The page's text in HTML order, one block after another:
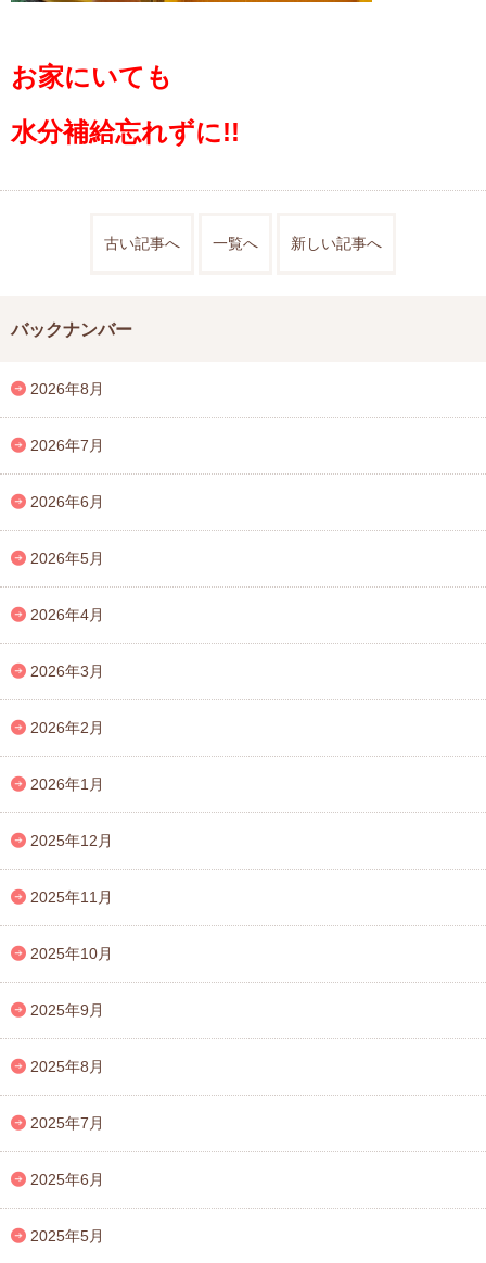
お家にいても
水分補給忘れずに!!
古い記事へ 一覧へ 新しい記事へ
バックナンバー
2026年8月
2026年7月
2026年6月
2026年5月
2026年4月
2026年3月
2026年2月
2026年1月
2025年12月
2025年11月
2025年10月
2025年9月
2025年8月
2025年7月
2025年6月
2025年5月